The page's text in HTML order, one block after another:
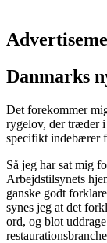
Danmarks
Det forekommer
rygelov, der træder i
specifikt indebærer
Så jeg har sat mig
Arbejdstilsynets
ganske godt
synes jeg at det
ord, og blot